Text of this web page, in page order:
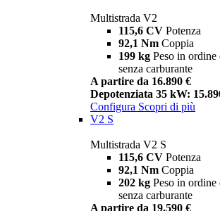
Multistrada V2
115,6 CV Potenza
92,1 Nm Coppia
199 kg Peso in ordine
senza carburante
A partire da 16.890 €
Depotenziata 35 kW:
Configura Scopri di più
V2 S
Multistrada V2 S
115,6 CV Potenza
92,1 Nm Coppia
202 kg Peso in ordine
senza carburante
A partire da 19.590 €